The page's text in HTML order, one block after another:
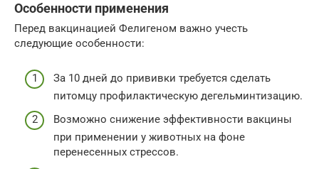
Особенности применения
Перед вакцинацией Фелигеном важно учесть
следующие особенности:
За 10 дней до прививки требуется сделать
питомцу профилактическую дегельминтизацию.
Возможно снижение эффективности вакцины
при применении у животных на фоне
перенесенных стрессов.